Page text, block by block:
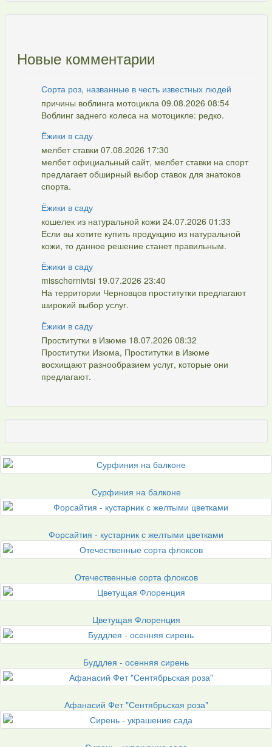
Новые комментарии
Сорта роз, названные в честь известных людей
причины воблинга мотоцикла 09.08.2026 08:54
Воблинг заднего колеса на мотоцикле: редко.
Ёжики в саду
мелбет ставки 07.08.2026 17:30
мелбет официальный сайт, мелбет ставки на спорт
предлагает обширный выбор ставок для знатоков
спорта.
Ёжики в саду
кошелек из натуральной кожи 24.07.2026 01:33
Если вы хотите купить продукцию из натуральной
кожи, то данное решение станет правильным.
Ёжики в саду
misschernivtsi 19.07.2026 23:40
На территории Черновцов проститутки предлагают
широкий выбор услуг.
Ёжики в саду
Проститутки в Изюме 18.07.2026 08:32
Проститутки Изюма, Проститутки в Изюме
восхищают разнообразием услуг, которые они
предлагают.
Сурфиния на балконе
Форсайтия - кустарник с желтыми цветками
Отечественные сорта флоксов
Цветущая Флоренция
Буддлея - осенняя сирень
Афанасий Фет "Сентябрьская роза"